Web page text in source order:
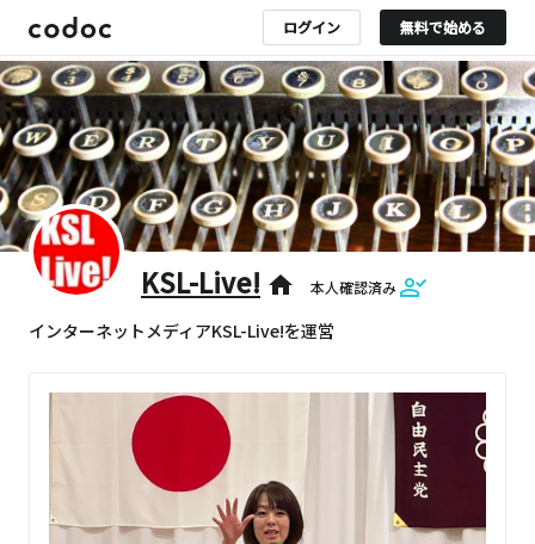
ログイン 無料で始める
KSL-Live! home 本人確認済み
インターネットメディアKSL-Live!を運営